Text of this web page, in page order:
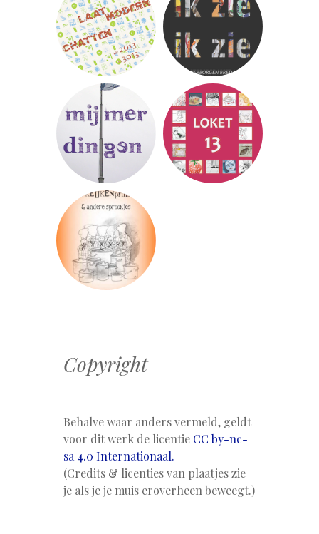
Copyright
Behalve waar anders vermeld, geldt
voor dit werk de licentie CC by-nc-
sa 4.0 Internationaal.
(Credits & licenties van plaatjes zie
je als je je muis eroverheen beweegt.)